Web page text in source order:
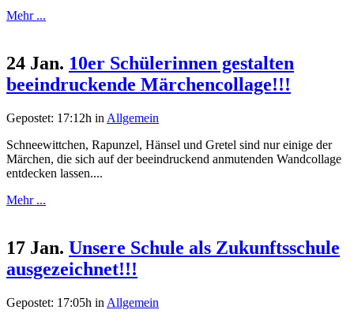
Mehr ...
24 Jan. 10er Schülerinnen gestalten
beeindruckende Märchencollage!!!
Gepostet: 17:12h in Allgemein
Schneewittchen, Rapunzel, Hänsel und Gretel sind nur einige der
Märchen, die sich auf der beeindruckend anmutenden Wandcollage
entdecken lassen....
Mehr ...
17 Jan. Unsere Schule als Zukunftsschule
ausgezeichnet!!!
Gepostet: 17:05h in Allgemein